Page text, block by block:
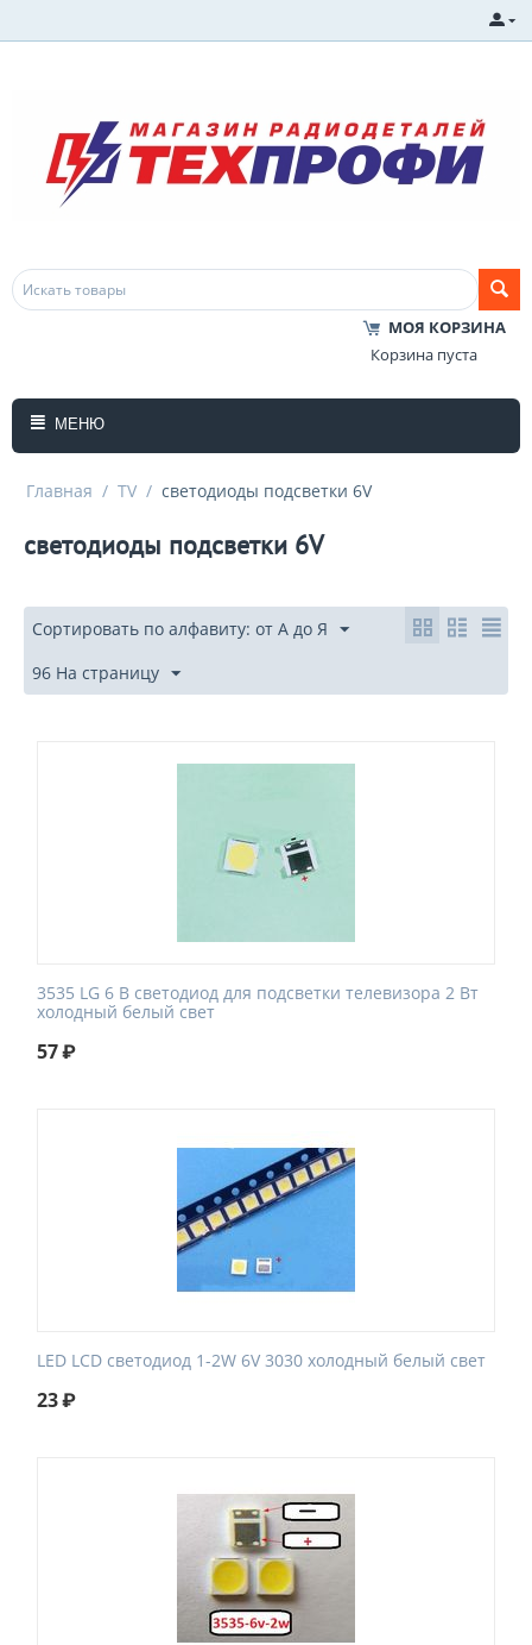
МОЯ КОРЗИНА
Корзина пуста
МЕНЮ
Главная / TV / светодиоды подсветки 6V
светодиоды подсветки 6V
Сортировать по алфавиту: от А до Я
96 На страницу
3535 LG 6 В светодиод для подсветки телевизора 2 Вт
холодный белый свет
57₽
LED LCD светодиод 1-2W 6V 3030 холодный белый свет
23₽